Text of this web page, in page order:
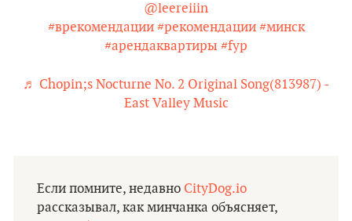
@leereiiin
#врекомендации #рекомендации #минск
#арендаквартиры #fyp
♬ Chopin;s Nocturne No. 2 Original Song(813987) -
East Valley Music
Если помните, недавно CityDog.io
рассказывал, как минчанка объясняет,